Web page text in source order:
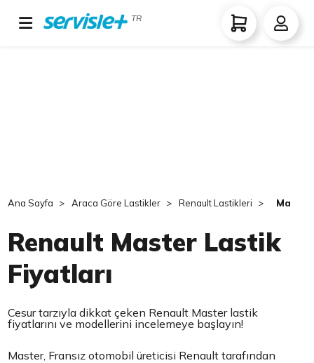
TR
Ana Sayfa Araca Göre Lastikler Renault Lastikleri Master
Renault Master Lastik
Fiyatları
Cesur tarzıyla dikkat çeken Renault Master lastik
fiyatlarını ve modellerini incelemeye başlayın!
Master, Fransız otomobil üreticisi Renault tarafından